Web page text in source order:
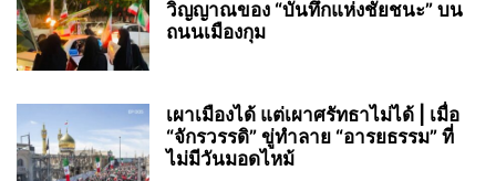
วิญญาณของ “บันทึกแห่งชัยชนะ” บน
ถนนเมืองกุม
เผาเมืองได้ แต่เผาศรัทธาไม่ได้ | เมื่อ
“จักรวรรดิ” ขู่ทำลาย “อารยธรรม” ที่
ไม่มีวันมอดไหม้